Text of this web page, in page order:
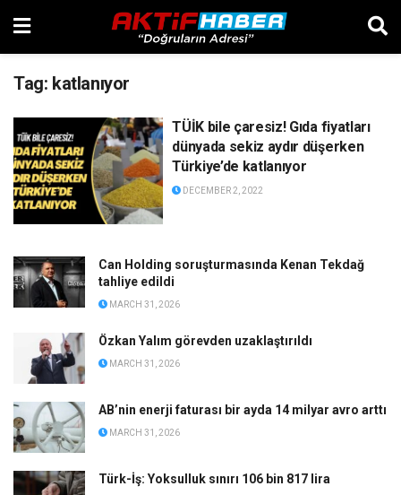
Tag: katlanıyor
TÜİK bile çaresiz! Gıda fiyatları
dünyada sekiz aydır düşerken
Türkiye’de katlanıyor
DECEMBER 2, 2022
Can Holding soruşturmasında Kenan Tekdağ
tahliye edildi
MARCH 31, 2026
Özkan Yalım görevden uzaklaştırıldı
MARCH 31, 2026
AB’nin enerji faturası bir ayda 14 milyar avro arttı
MARCH 31, 2026
Türk-İş: Yoksulluk sınırı 106 bin 817 lira